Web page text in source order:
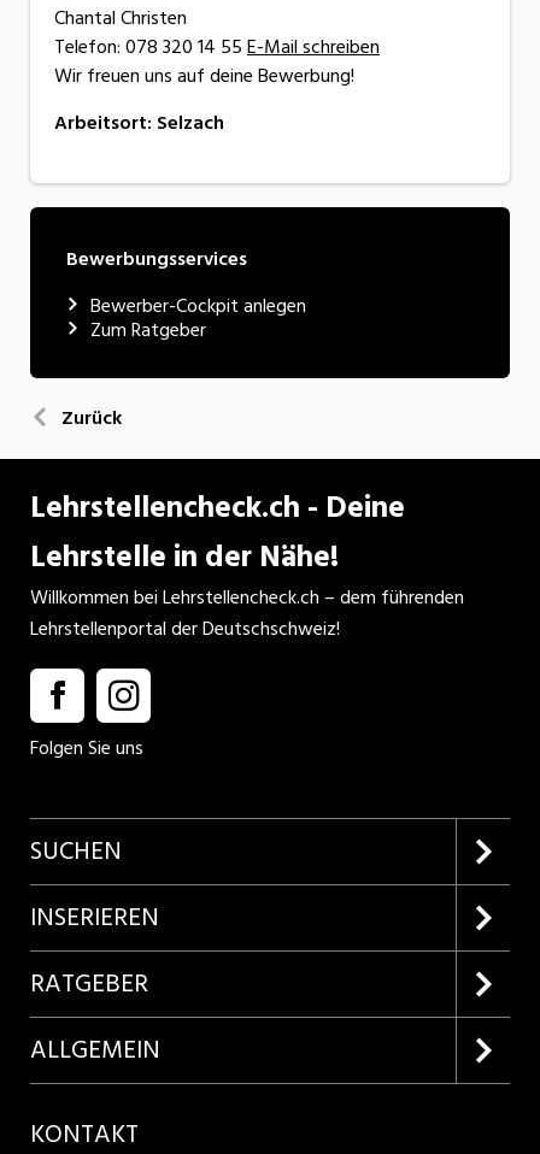
Chantal Christen
Telefon: 078 320 14 55E-Mail schreiben
Wir freuen uns auf deine Bewerbung!
Arbeitsort: Selzach
Bewerbungsservices
Bewerber-Cockpit anlegen
Zum Ratgeber
Zurück
Lehrstellencheck.ch - Deine
Lehrstelle in der Nähe!
Willkommen bei Lehrstellencheck.ch – dem führenden
Lehrstellenportal der Deutschschweiz!
Folgen Sie uns
SUCHEN
Firmenprofile entdecken
Lehrstellen suchen
INSERIEREN
Kundenlogin
Inserieren
Produkte
RATGEBER
Lehrberufe entdecken
ALLGEMEIN
KONTAKT